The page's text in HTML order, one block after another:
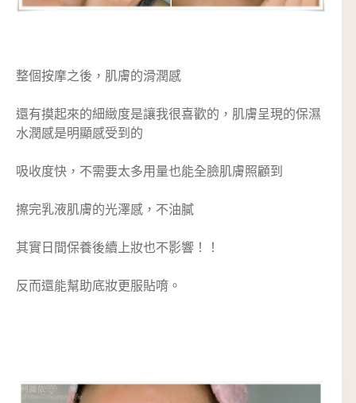
整個按摩之後，肌膚的滑潤感
還有摸起來的細緻度是讓我很喜歡的，肌膚呈現的保濕
水潤感是明顯感受到的
吸收度快，不需要太多用量也能全臉肌膚照顧到
擦完乳液肌膚的光澤感，不油膩
其實日間保養後續上妝也不影響！！
反而還能幫助底妝更服貼唷。